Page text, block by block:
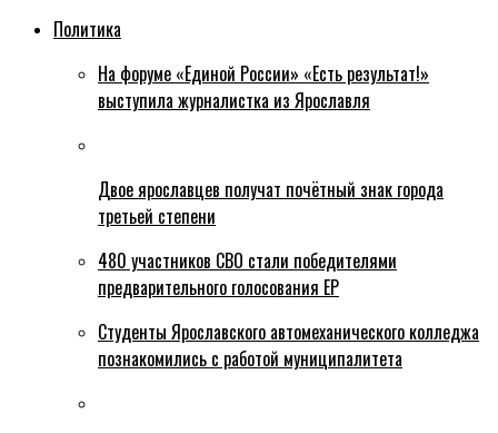
Политика
На форуме «Единой России» «Есть результат!»
выступила журналистка из Ярославля
Двое ярославцев получат почётный знак города
третьей степени
480 участников СВО стали победителями
предварительного голосования ЕР
Студенты Ярославского автомеханического колледжа
познакомились с работой муниципалитета